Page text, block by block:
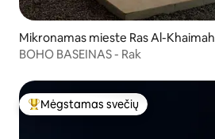
Mikronamas mieste Ras Al-Khaimah
BOHO BASEINAS - Rak
Svečių mėgstamiausias
Mėgstamas svečių